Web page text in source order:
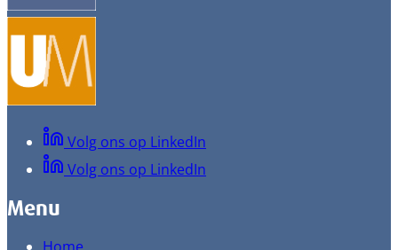
Volg ons op LinkedIn
Volg ons op LinkedIn
Menu